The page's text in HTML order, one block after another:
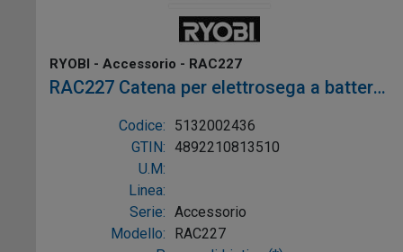
RYOBI - Accessorio - RAC227
RAC227 Catena per elettrosega a batteria
30 cm (RCS1830)
Codice:
5132002436
GTIN: 4892210813510
U.M:
Linea:
Serie: Accessorio
Modello:
RAC227